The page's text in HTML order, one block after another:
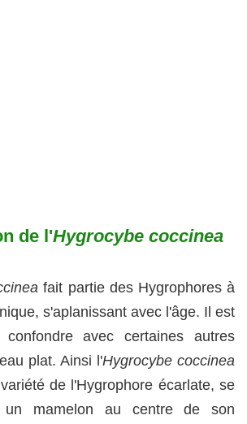
de l'Hygrocybe coccinea
fait partie des Hygrophores à
s'aplanissant avec l'âge. Il est
avec certaines autres
plat. Ainsi l'Hygrocybe coccinea
variété de l'Hygrophore écarlate, se
un mamelon au centre de son